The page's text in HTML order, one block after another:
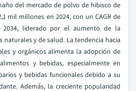
del mercado de polvo de hibisco de
mil millones en 2024, con un CAGR de
2034, liderado por el aumento de la
y de salud. La tendencia hacia
y orgánicos alimenta la adopción de
y bebidas, especialmente en
y bebidas funcionales debido a su
Además, la creciente popularidad